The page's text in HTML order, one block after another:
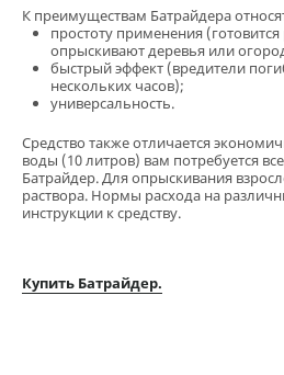
К преимуществам Батрайдера
простоту применения
опрыскивают деревья или
быстрый эффект (вредители
нескольких часов);
универсальность.
Средство также отличается
воды (10 литров) вам потребуется
Батрайдер. Для опрыскивания
раствора. Нормы расхода на
инструкции к средству.
Купить Батрайдер.